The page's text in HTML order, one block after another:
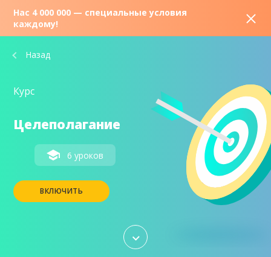
Нас 4 000 000 — специальные условия
каждому!
Назад
Курс
Целеполагание
6 уроков
ВКЛЮЧИТЬ